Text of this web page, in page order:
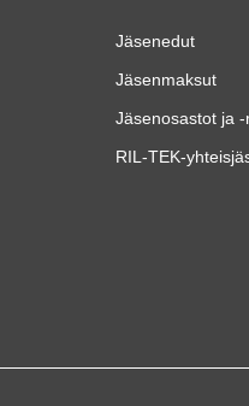
Jäsenedut
Jäsenmaksut
Jäsenosastot ja
RIL-TEK-